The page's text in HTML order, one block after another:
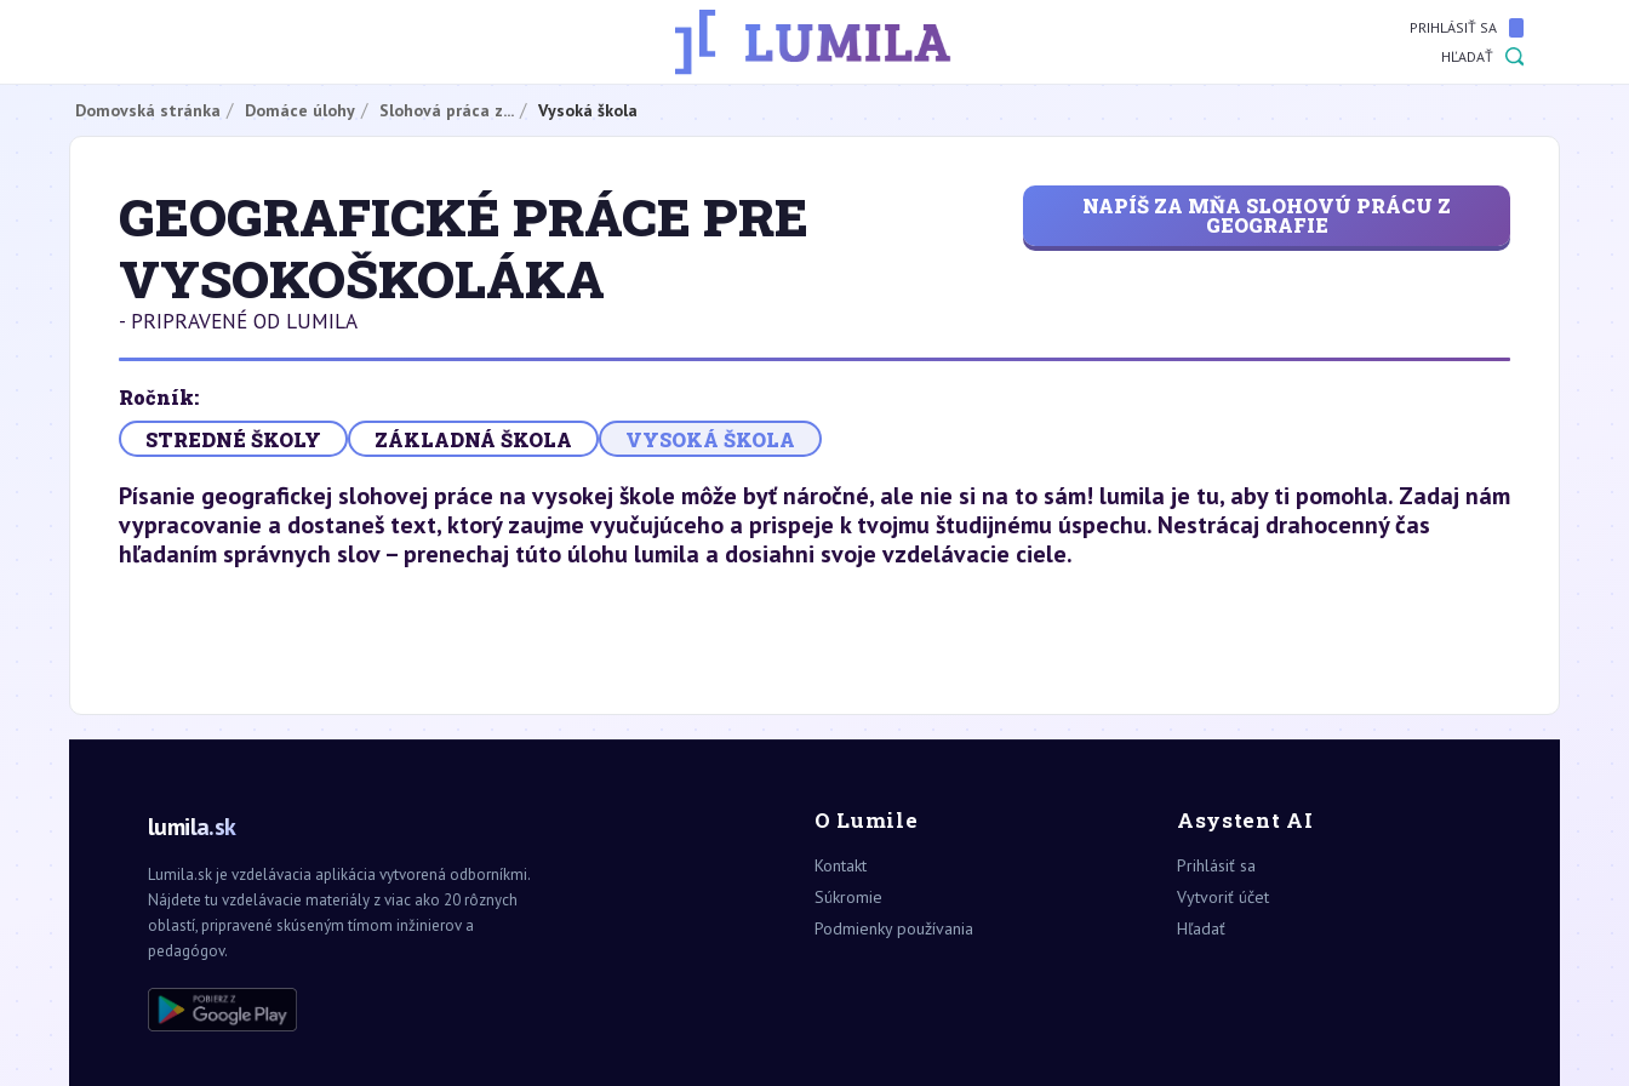
PRIHLÁSIŤ SA
HĽADAŤ
Domovská stránka Domáce úlohy Slohová práca z... Vysoká škola
GEOGRAFICKÉ PRÁCE PRE
VYSOKOŠKOLÁKA
- PRIPRAVENÉ OD LUMILA
NAPÍŠ ZA MŇA SLOHOVÚ PRÁCU Z
GEOGRAFIE
Ročník:
STREDNÉ ŠKOLY
ZÁKLADNÁ ŠKOLA VYSOKÁ ŠKOLA
Písanie geografickej slohovej práce na vysokej škole môže byť náročné, ale nie si na to sám! lumila je tu, aby ti pomohla. Zadaj nám
vypracovanie a dostaneš text, ktorý zaujme vyučujúceho a prispeje k tvojmu študijnému úspechu. Nestrácaj drahocenný čas
hľadaním správnych slov – prenechaj túto úlohu lumila a dosiahni svoje vzdelávacie ciele.
lumila.sk
Lumila.sk je vzdelávacia aplikácia vytvorená odborníkmi.
Nájdete tu vzdelávacie materiály z viac ako 20 rôznych
oblastí, pripravené skúseným tímom inžinierov a
pedagógov.
O Lumile
Kontakt
Súkromie
Podmienky používania
Asystent AI
Prihlásiť sa
Vytvoriť účet
Hľadať